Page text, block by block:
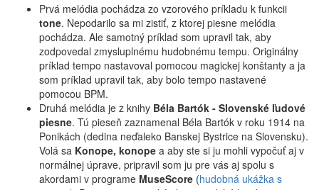
Prvá melódia pochádza zo vzorového príkladu k funkcii
tone. Nepodarilo sa mi zistiť, z ktorej piesne melódia
pochádza. Ale samotný príklad som upravil tak, aby
zodpovedal zmysluplnému hudobnému tempu. Originálny
príklad tempo nastavoval pomocou magickej konštanty a ja
som príklad upravil tak, aby bolo tempo nastavené
pomocou BPM.
Druhá melódia je z knihy Béla Bartók - Slovenské ľudové
piesne. Tú pieseň zaznamenal Béla Bartók v roku 1914 na
Ponikách (dedina neďaleko Banskej Bystrice na Slovensku).
Volá sa Konope, konope a aby ste si ju mohli vypočuť aj v
normálnej úprave, pripravil som ju pre vás aj spolu s
akordami v programe MuseScore (hudobná ukážka s